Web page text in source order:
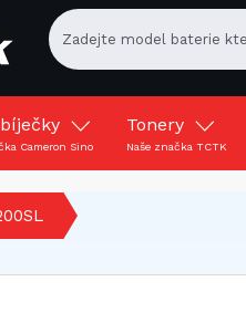
Cameron Sino
Tonery
Naše značka TCTK